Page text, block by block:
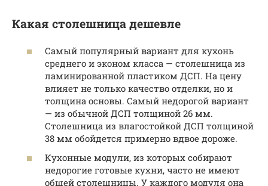
Какая столешница дешевле
Самый популярный вариант для кухонь
среднего и эконом класса — столешница из
ламинированной пластиком ДСП. На цену
влияет не только качество отделки, но и
толщина основы. Самый недорогой вариант
— из обычной ДСП толщиной 26 мм.
Столешница из влагостойкой ДСП толщиной
38 мм обойдется примерно вдвое дороже.
Кухонные модули, из которых собирают
недорогие готовые кухни, часто не имеют
общей столешницы. У каждого модуля она